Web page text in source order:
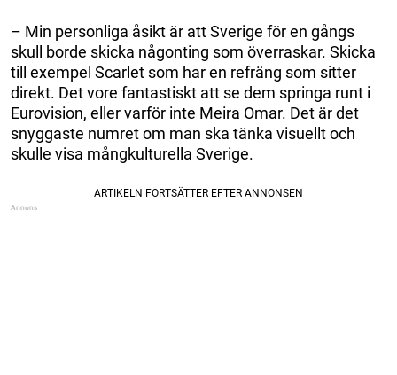
– Min personliga åsikt är att Sverige för en gångs
skull borde skicka någonting som överraskar. Skicka
till exempel Scarlet som har en refräng som sitter
direkt. Det vore fantastiskt att se dem springa runt i
Eurovision, eller varför inte Meira Omar. Det är det
snyggaste numret om man ska tänka visuellt och
skulle visa mångkulturella Sverige.